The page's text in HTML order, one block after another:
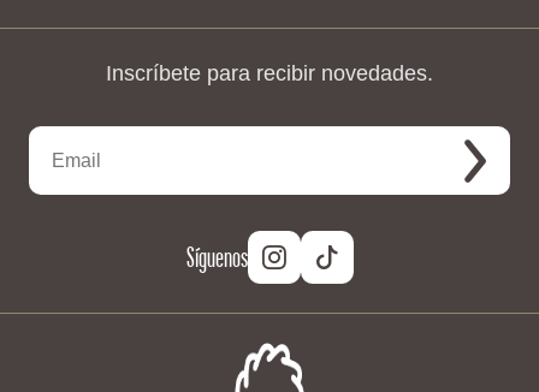
Inscríbete para recibir novedades.
Síguenos